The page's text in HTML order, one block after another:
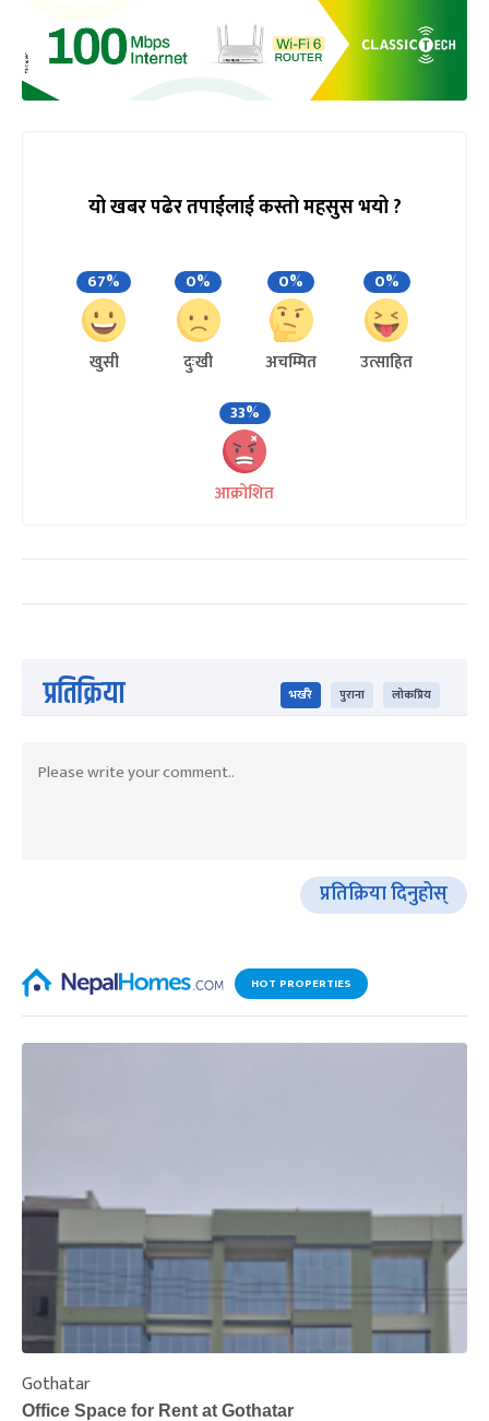
यो खबर पढेर तपाईलाई कस्तो महसुस भयो ?
67%
खुसी
0%
दुःखी
0%
अचम्मित
0%
उत्साहित
33%
आक्रोशित
प्रतिक्रिया भर्खरै पुराना लोकप्रिय
प्रतिक्रिया दिनुहोस्
HOT PROPERTIES
Gothatar
Office Space for Rent at Gothatar